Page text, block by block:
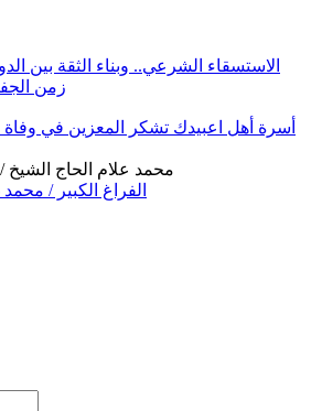
الاستسقاء الشرعي.. وبناء الثقة بين
زمن
أسرة أهل اعبيدك تشكر المعزين في وفاة
الفراغ الكبير /